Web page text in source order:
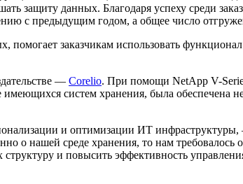
защиту данных. Благодаря успеху среди
с предыдущим годом, а общее число
заказчикам использовать
— Corelio. При помощи NetApp V-
систем хранения, была обеспечена
и оптимизации ИТ
о нашей среде хранения, то нам требовалось
и повысить эффективность